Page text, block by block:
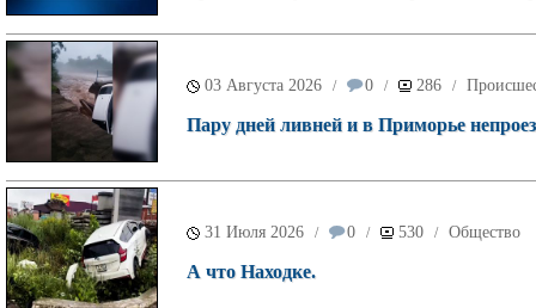
03 Августа 2026 / 0 / 286 /
Пару дней ливней и в Приморье
31 Июля 2026 / 0 / 530 / Общество
А что Находке.